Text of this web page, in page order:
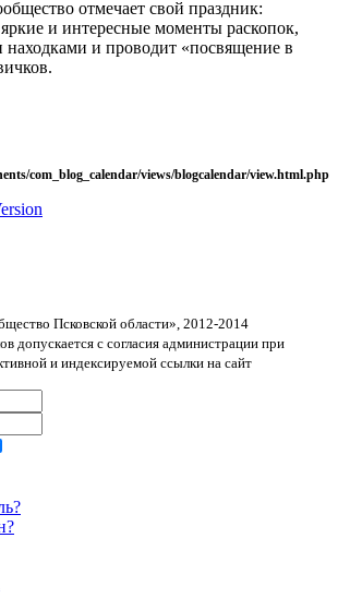
отмечает свой праздник:
и интересные моменты раскопок,
находками и проводит «посвящение в
com_blog_calendar/views/blogcalendar/view.html.php
Псковской области», 2012-2014
допускается с согласия администрации при
и индексируемой ссылки на сайт